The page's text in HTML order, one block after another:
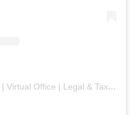
A
post shared by Sewa Kantor | Virtual Office | Legal & Tax | Meeting Room (@skaiwork.id)